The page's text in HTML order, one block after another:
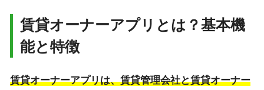
賃貸オーナーアプリとは？基本機
能と特徴
賃貸オーナーアプリは、賃貸管理会社と賃貸オーナー